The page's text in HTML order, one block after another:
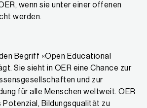
wenn sie unter einer offenen
werden.
Begriff «Open Educational
Sie sieht in OER eine Chance zur
und zur
für alle Menschen weltweit. OER
Potenzial, Bildungsqualität zu